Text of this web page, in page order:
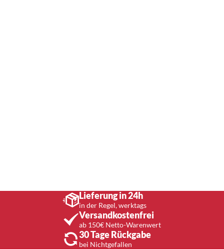
Lieferung in 24h
in der Regel, werktags
Versandkostenfrei
ab 150€ Netto-Warenwert
30 Tage Rückgabe
bei Nichtgefallen